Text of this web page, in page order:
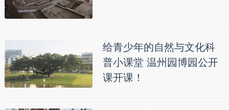
给青少年的自然与文化科
普小课堂 温州园博园公开
课开课！